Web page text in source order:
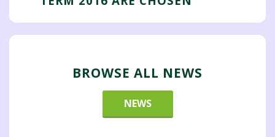
BROWSE ALL NEWS
NEWS